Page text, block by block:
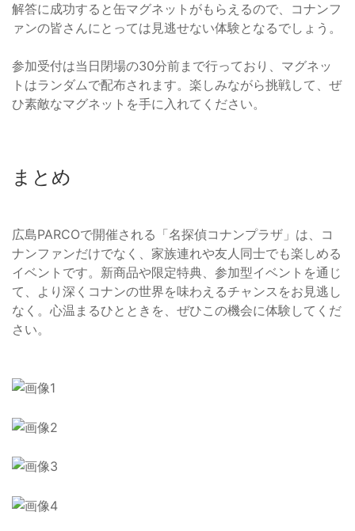
解答に成功すると缶マグネットがもらえるので、コナンフ
ァンの皆さんにとっては見逃せない体験となるでしょう。
参加受付は当日閉場の30分前まで行っており、マグネッ
トはランダムで配布されます。楽しみながら挑戦して、ぜ
ひ素敵なマグネットを手に入れてください。
まとめ
広島PARCOで開催される「名探偵コナンプラザ」は、コ
ナンファンだけでなく、家族連れや友人同士でも楽しめる
イベントです。新商品や限定特典、参加型イベントを通じ
て、より深くコナンの世界を味わえるチャンスをお見逃し
なく。心温まるひとときを、ぜひこの機会に体験してくだ
さい。